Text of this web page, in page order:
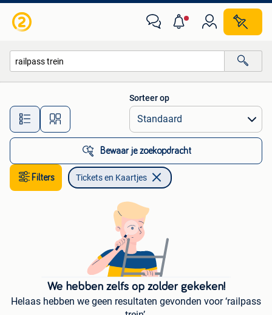
Alle afstanden…
Sorteer op
Bewaar je zoekopdracht
Filters Tickets en Kaartjes
We hebben zelfs op zolder gekeken!
Helaas hebben we geen resultaten gevonden voor ‘railpass